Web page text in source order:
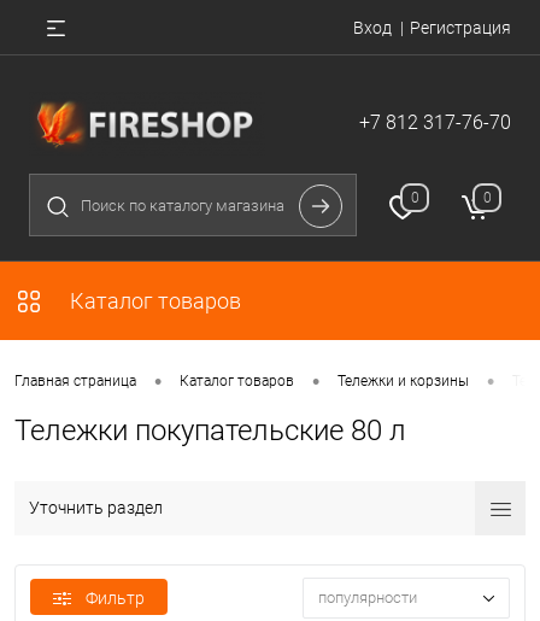
Вход Регистрация
+7 812 317-76-70
0 0
Каталог товаров
Главная страница • Каталог товаров • Тележки и корзины •
Тележки покупательские 80 л
Уточнить раздел
Фильтр популярности